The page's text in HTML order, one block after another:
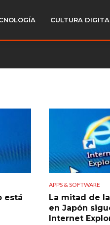
CULTURA
está
APPS & SOFTWARE
La mitad de
en Japón
Internet